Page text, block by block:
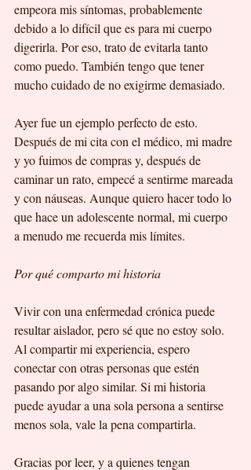
empeora mis síntomas, probablemente
debido a lo difícil que es para mi cuerpo
digerirla. Por eso, trato de evitarla tanto
como puedo. También tengo que tener
mucho cuidado de no exigirme demasiado.
Ayer fue un ejemplo perfecto de esto.
Después de mi cita con el médico, mi madre
y yo fuimos de compras y, después de
caminar un rato, empecé a sentirme mareada
y con náuseas. Aunque quiero hacer todo lo
que hace un adolescente normal, mi cuerpo
a menudo me recuerda mis límites.
Por qué comparto mi historia
Vivir con una enfermedad crónica puede
resultar aislador, pero sé que no estoy solo.
Al compartir mi experiencia, espero
conectar con otras personas que estén
pasando por algo similar. Si mi historia
puede ayudar a una sola persona a sentirse
menos sola, vale la pena compartirla.
Gracias por leer, y a quienes tengan